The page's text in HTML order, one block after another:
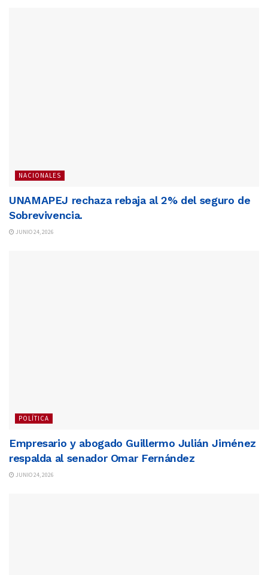
NACIONALES
UNAMAPEJ rechaza rebaja al 2% del seguro de
Sobrevivencia.
JUNIO 24, 2026
POLÍTICA
Empresario y abogado Guillermo Julián Jiménez
respalda al senador Omar Fernández
JUNIO 24, 2026